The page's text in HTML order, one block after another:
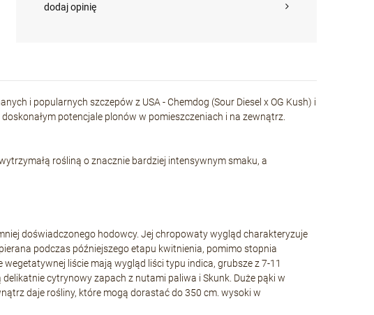
dodaj opinię
i popularnych szczepów z USA - Chemdog (Sour Diesel x OG Kush) i
doskonałym potencjale plonów w pomieszczeniach i na zewnątrz.
rośliną o znacznie bardziej intensywnym smaku, a
doświadczonego hodowcy. Jej chropowaty wygląd charakteryzuje
podczas późniejszego etapu kwitnienia, pomimo stopnia
liście mają wygląd liści typu indica, grubsze z 7-11
cytrynowy zapach z nutami paliwa i Skunk. Duże pąki w
daje rośliny, które mogą dorastać do 350 cm. wysoki w